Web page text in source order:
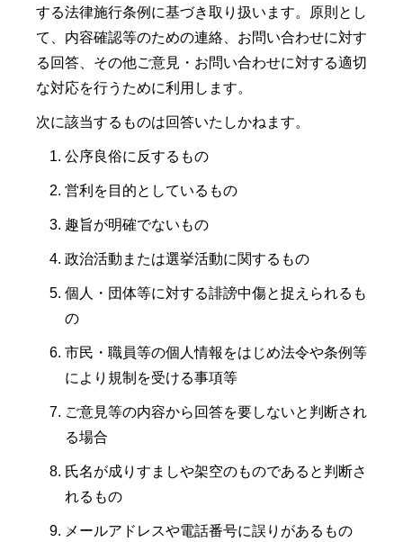
する法律施行条例に基づき取り扱います。原則とし
て、内容確認等のための連絡、お問い合わせに対す
る回答、その他ご意見・お問い合わせに対する適切
な対応を行うために利用します。
次に該当するものは回答いたしかねます。
公序良俗に反するもの
営利を目的としているもの
趣旨が明確でないもの
政治活動または選挙活動に関するもの
個人・団体等に対する誹謗中傷と捉えられるも
の
市民・職員等の個人情報をはじめ法令や条例等
により規制を受ける事項等
ご意見等の内容から回答を要しないと判断され
る場合
氏名が成りすましや架空のものであると判断さ
れるもの
メールアドレスや電話番号に誤りがあるもの